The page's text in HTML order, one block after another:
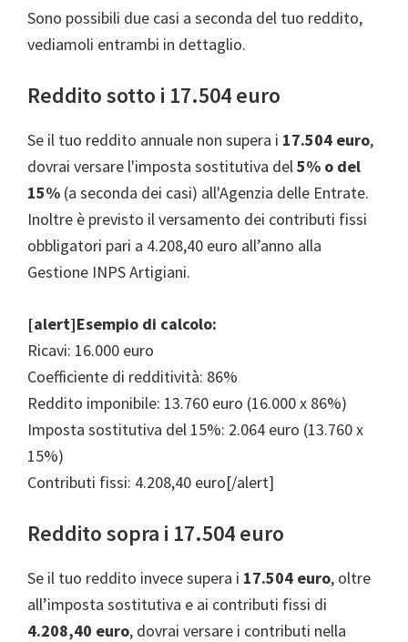
Sono possibili due casi a seconda del tuo reddito,
vediamoli entrambi in dettaglio.
Reddito sotto i 17.504 euro
Se il tuo reddito annuale non supera i 17.504 euro,
dovrai versare l'imposta sostitutiva del5% o del
15% (a seconda dei casi) all'Agenzia delle Entrate.
Inoltre è previsto il versamento dei contributi fissi
obbligatori pari a 4.208,40 euro all’anno alla
Gestione INPS Artigiani.
[alert]Esempio di calcolo:
Ricavi: 16.000 euro
Coefficiente di redditività: 86%
Reddito imponibile: 13.760 euro (16.000 x 86%)
Imposta sostitutiva del 15%: 2.064 euro (13.760 x
15%)
Contributi fissi: 4.208,40 euro[/alert]
Reddito sopra i 17.504 euro
Se il tuo reddito invece supera i 17.504 euro, oltre
all’imposta sostitutiva e ai contributi fissi di
4.208,40 euro, dovrai versare i contributi nella